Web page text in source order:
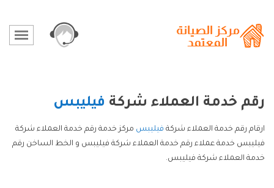
رقم خدمة العملاء شركة فيليبس
ارقام رقم خدمة العملاء شركة فيليبس مركز خدمة رقم خدمة العملاء شركة
فيليبس خدمة عملاء رقم خدمة العملاء شركة فيليبس و الخط الساخن رقم
خدمة العملاء شركة فيليبس.